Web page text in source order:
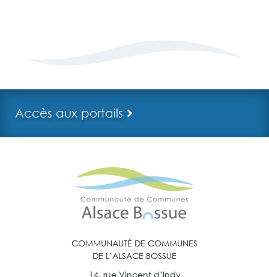
Accès aux portails
COMMUNAUTÉ DE COMMUNES
DE L’ALSACE BOSSUE
14, rue Vincent d’Indy